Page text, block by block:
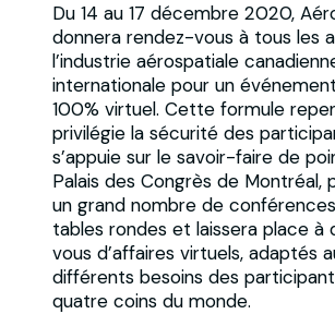
Du 14 au 17 décembre 2020,
donnera rendez-vous à tous les
l’industrie aérospatiale
internationale pour un
100% virtuel. Cette formule
privilégie la sécurité des
s’appuie sur le savoir-faire de
Palais des Congrès de Montréal,
un grand nombre de
tables rondes et laissera place à
vous d’affaires virtuels, adaptés
différents besoins des
quatre coins du monde.